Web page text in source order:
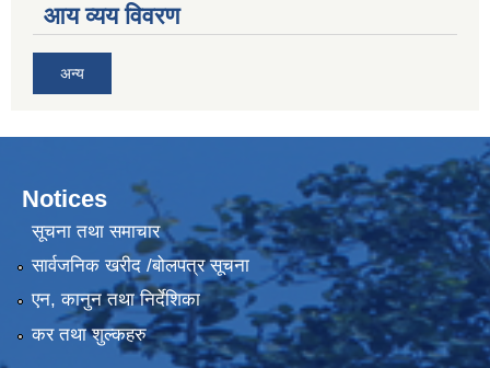
आय व्यय विवरण
अन्य
Notices
सूचना तथा समाचार
सार्वजनिक खरीद /बोलपत्र सूचना
एन, कानुन तथा निर्देशिका
कर तथा शुल्कहरु